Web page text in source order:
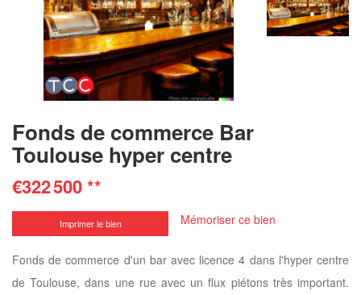
Fonds de commerce Bar
Toulouse hyper centre
€322 500**
Imprimer le bien Mémoriser ce bien
Fonds de commerce d'un bar avec licence 4 dans l'hyper centre
de Toulouse, dans une rue avec un flux piétons très important.